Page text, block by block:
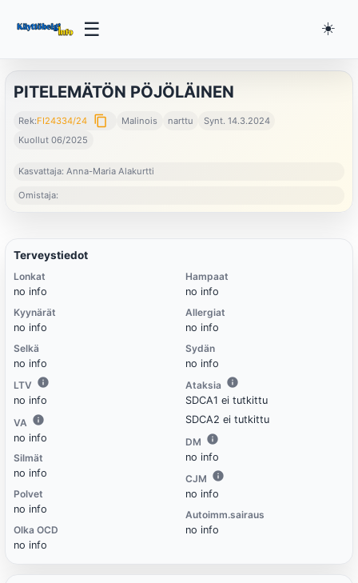
☰ ☀️
PITELEMÄTÖN PÖJÖLÄINEN
Rek:FI24334/24 content_copy Malinois narttu
Synt. 14.3.2024
Kuollut 06/2025
Kasvattaja: Anna-Maria Alakurtti
Omistaja:
Terveystiedot
Lonkat
no info
Kyynärät
no info
Selkä
no info
LTV
no info
VA
no info
Silmät
no info
Polvet
no info
Olka OCD
no info
Hampaat
no info
Allergiat
no info
Sydän
no info
Ataksia
SDCA1 ei tutkittu
SDCA2 ei tutkittu
DM
no info
CJM
no info
Autoimm.sairaus
no info